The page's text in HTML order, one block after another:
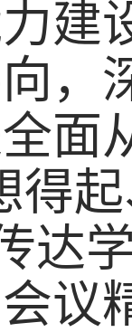
建
，
面
得
达
会